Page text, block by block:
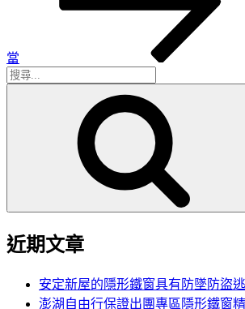
當
搜
近期文章
安定新屋的隱形鐵窗具有防墜防盜
澎湖自由行保證出團專區隱形鐵窗